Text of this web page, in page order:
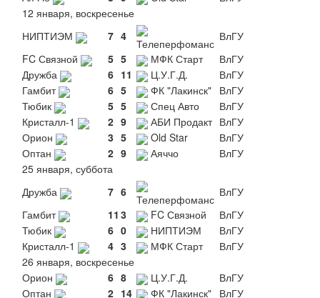
12 января, воскресенье
НИПТИЭМ
7 4
Телеперфоманс
ВлГУ
FC Связной
5 5 МФК Старт
ВлГУ
Дружба
6 11 Ц.У.Г.Д.
ВлГУ
Гамбит
6 5 ФК "Лакинск" ВлГУ
Тюбик
5 5 Спец Авто
ВлГУ
Кристалл-1
2 9 АБИ Продакт ВлГУ
Орион
3 5 Old Star
ВлГУ
Оптан
2 9 Аяччо
ВлГУ
25 января, суббота
Дружба
7 6
Телеперфоманс
ВлГУ
Гамбит
11 3 FC Связной
ВлГУ
Тюбик
6 0 НИПТИЭМ
ВлГУ
Кристалл-1
4 3 МФК Старт
ВлГУ
26 января, воскресенье
Орион
6 8 Ц.У.Г.Д.
ВлГУ
Оптан
2 14 ФК "Лакинск" ВлГУ